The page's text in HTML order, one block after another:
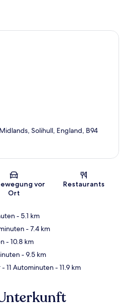
Solihull, England, B94
vor
Ort
Restaurants
- 5.1 km
- 7.4 km
- 10.8 km
- 9.5 km
- 11 Autominuten- 11.9 km